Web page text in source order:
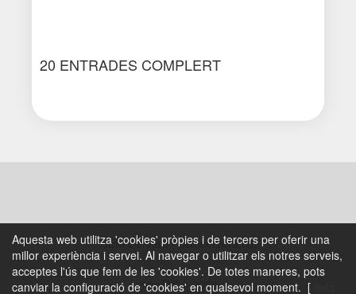
20 ENTRADES COMPLERT
CEM Cervera - cemcervera.cat
© 2026
Aquesta web utilitza 'cookies' pròpies i de tercers per oferir una
millor experiència i servei. Al navegar o utilitzar els notres serveis,
acceptes l'ús que fem de les 'cookies'. De totes maneres, pots
canviar la configuració de 'cookies' en qualsevol moment. [